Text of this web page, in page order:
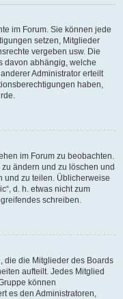
im Forum. Sie können jede
setzen, Mitglieder
vergeben usw. Die
davon abhängig, welche
Administrator erteilt
haben,
im Forum zu beobachten.
ändern und zu löschen und
und zu teilen. Üblicherweise
d. h. etwas nicht zum
schreiben.
die die Mitglieder des Boards
aufteilt. Jedes Mitglied
können
es den Administratoren,